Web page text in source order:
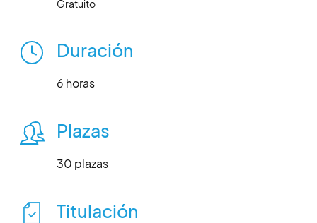
Gratuito
Duración
6 horas
Plazas
30 plazas
Titulación